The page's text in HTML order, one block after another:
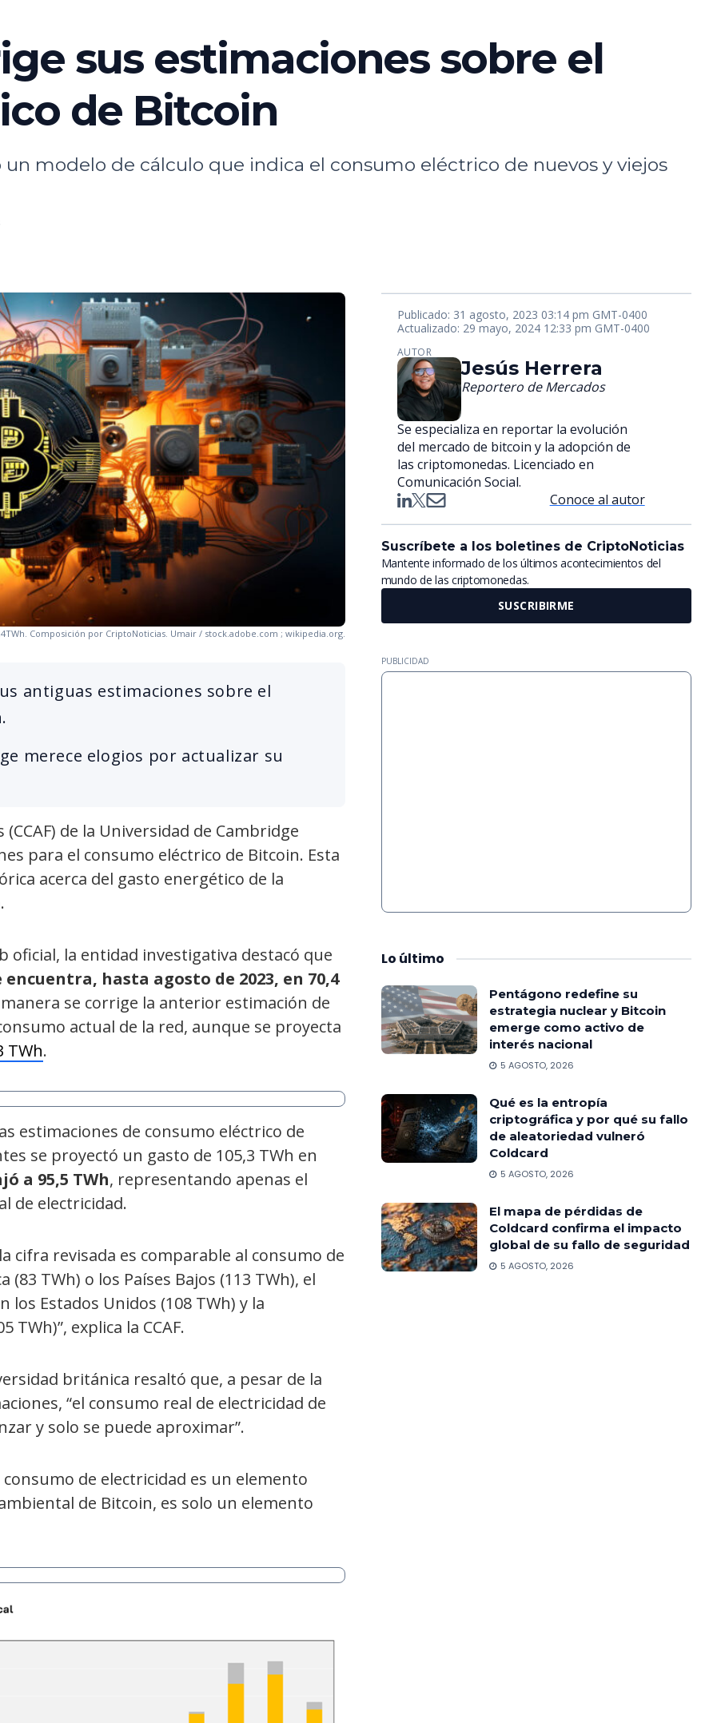
sus estimaciones sobre el
de Bitcoin
modelo de cálculo que indica el consumo eléctrico de nuevos y viejos
Composición por CriptoNoticias. Umair / stock.adobe.com ; wikipedia.org.
antiguas estimaciones sobre el
merece elogios por actualizar su
de la Universidad de Cambridge
para el consumo eléctrico de Bitcoin. Esta
acerca del gasto energético de la
oficial, la entidad investigativa destacó que
encuentra, hasta agosto de 2023, en 70,4
manera se corrige la anterior estimación de
actual de la red, aunque se proyecta
TWh.
estimaciones de consumo eléctrico de
se proyectó un gasto de 105,3 TWh en
a 95,5 TWh, representando apenas el
de electricidad.
cifra revisada es comparable al consumo de
TWh) o los Países Bajos (113 TWh), el
los Estados Unidos (108 TWh) y la
explica la CCAF.
británica resaltó que, a pesar de la
“el consumo real de electricidad de
y solo se puede aproximar”.
consumo de electricidad es un elemento
de Bitcoin, es solo un elemento
Publicado: 31 agosto, 2023 03:14 pm GMT-0400
Actualizado: 29 mayo, 2024 12:33 pm GMT-0400
AUTOR
Jesús Herrera
Reportero de Mercados
Se especializa en reportar la evolución
del mercado de bitcoin y la adopción de
las criptomonedas. Licenciado en
Comunicación Social.
Conoce al autor
Suscríbete a los boletines de CriptoNoticias
Mantente informado de los últimos acontecimientos del
mundo de las criptomonedas.
SUSCRIBIRME
PUBLICIDAD
Lo último
Pentágono redefine su
estrategia nuclear y Bitcoin
emerge como activo de
interés nacional
5 AGOSTO, 2026
Qué es la entropía
criptográfica y por qué su fallo
de aleatoriedad vulneró
Coldcard
5 AGOSTO, 2026
El mapa de pérdidas de
Coldcard confirma el impacto
global de su fallo de seguridad
5 AGOSTO, 2026